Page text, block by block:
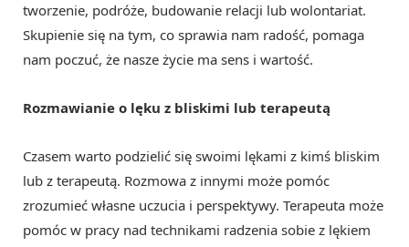
tworzenie, podróże, budowanie relacji lub wolontariat.
Skupienie się na tym, co sprawia nam radość, pomaga
nam poczuć, że nasze życie ma sens i wartość.
Rozmawianie o lęku z bliskimi lub terapeutą
Czasem warto podzielić się swoimi lękami z kimś bliskim
lub z terapeutą. Rozmowa z innymi może pomóc
zrozumieć własne uczucia i perspektywy. Terapeuta może
pomóc w pracy nad technikami radzenia sobie z lękiem